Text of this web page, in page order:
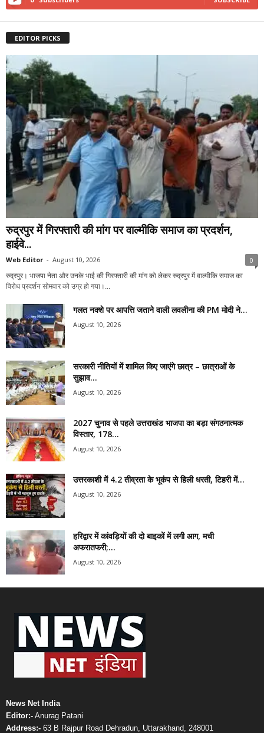
EDITOR PICKS
रुद्रपुर में गिरफ्तारी की मांग पर वाल्मीकि समाज का प्रदर्शन,
हाईवे...
Web Editor - August 10, 2026 0
रुद्रपुर। भाजपा नेता और उनके भाई की गिरफ्तारी की मांग को लेकर रुद्रपुर में वाल्मीकि समाज का
विरोध प्रदर्शन सोमवार को उग्र हो गया।...
गलत नक्शे पर आपत्ति जताने वाली लवलीना की PM मोदी ने...
August 10, 2026
सरकारी नीतियों में शामिल किए जाएंगे छात्र – छात्राओं के
सुझाव...
August 10, 2026
2027 चुनाव से पहले उत्तराखंड भाजपा का बड़ा संगठनात्मक
विस्तार, 178...
August 10, 2026
उत्तरकाशी में 4.2 तीव्रता के भूकंप से हिली धरती, टिहरी में...
August 10, 2026
हरिद्वार में कांवड़ियों की दो बाइकों में लगी आग, मची
अफरातफरी;...
August 10, 2026
News Net India
Editor:- Anurag Patani
Address:- 63 B Rajpur Road Dehradun, Uttarakhand, 248001